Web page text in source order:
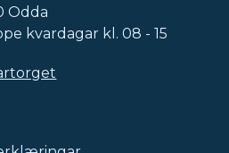
Odda
kvardagar kl. 08 - 15